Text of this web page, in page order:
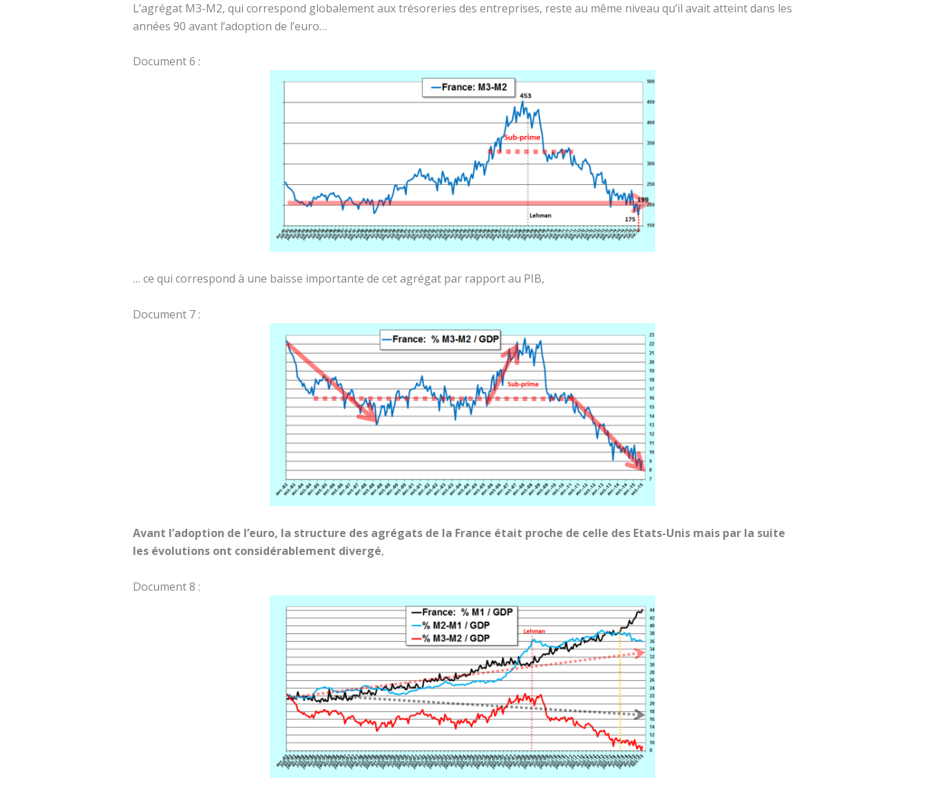
L’agrégat M3-M2, qui correspond globalement aux trésoreries des entreprises, reste au même niveau qu’il avait atteint dans les
années 90 avant l’adoption de l’euro…
Document 6 :
… ce qui correspond à une baisse importante de cet agrégat par rapport au PIB,
Document 7 :
Avant l’adoption de l’euro, la structure des agrégats de la France était proche de celle des Etats-Unis mais par la suite
les évolutions ont considérablement divergé,
Document 8 :